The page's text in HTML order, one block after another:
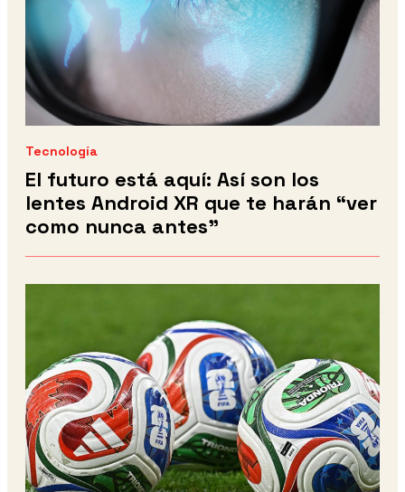
Tecnología
El futuro está aquí: Así son los
lentes Android XR que te harán “ver
como nunca antes”